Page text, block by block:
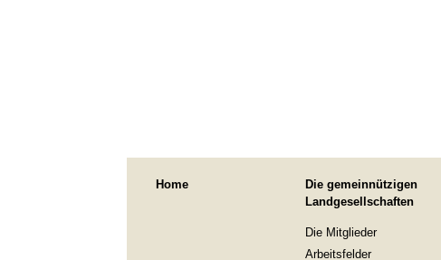
Home
Die gemeinnützigen
Landgesellschaften
Die Mitglieder
Arbeitsfelder